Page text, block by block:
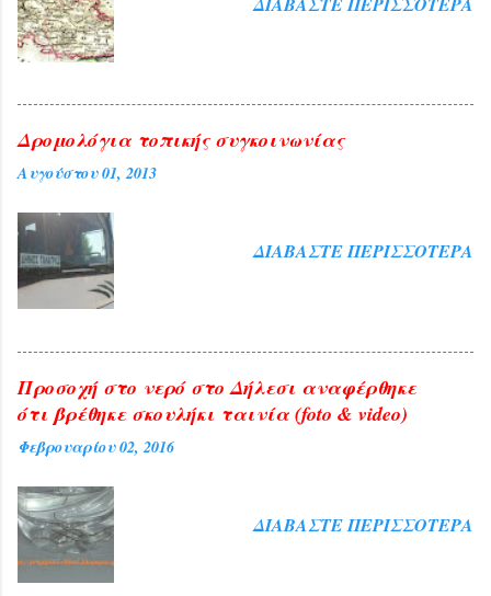
ανταπόκριση των συμπολιτών μας
Συνεδριακού Κέντρου της Δημοτικής
Κοινωφελούς Επιχείρησης πλέον των 200
ήταν όσοι παρέμειναν εκτός αιθούσης
αυτό. Ήταν τιμή για τη Θήβα η παρουσία
Δρομολόγια τοπικής συγκοινωνίας
Αυγούστου 01, 2013
ΔΙΑΒΆΣΤΕ ΠΕΡΙΣΣΌΤΕΡΑ
Προσοχή στο νερό στο Δήλεσι αναφέρθηκε
ότι βρέθηκε σκουλήκι ταινία (foto & video)
Φεβρουαρίου 02, 2016
ΔΙΑΒΆΣΤΕ ΠΕΡΙΣΣΌΤΕΡΑ